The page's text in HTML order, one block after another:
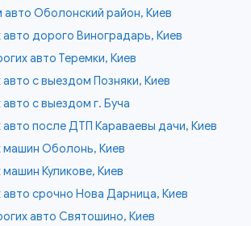
авто Оболонский район, Киев
авто дорого Виноградарь, Киев
авто Теремки, Киев
с выездом Позняки, Киев
с выездом г. Буча
авто после ДТП Караваевы дачи, Киев
машин Оболонь, Киев
Куликове, Киев
авто срочно Нова Дарница, Киев
авто Святошино, Киев